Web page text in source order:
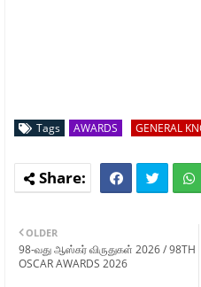
Tags AWARDS GENERAL
OLDER
98-வது ஆஸ்கர் விருதுகள் 2026 / 98TH
OSCAR AWARDS 2026